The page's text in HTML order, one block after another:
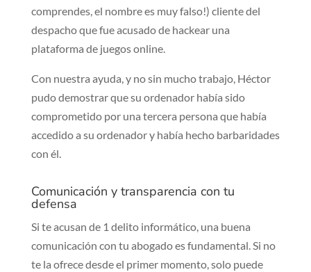
comprendes, el nombre es muy falso!) cliente del
despacho que fue acusado de hackear una
plataforma de juegos online.
Con nuestra ayuda, y no sin mucho trabajo, Héctor
pudo demostrar que su ordenador había sido
comprometido por una tercera persona que había
accedido a su ordenador y había hecho barbaridades
con él.
Comunicación y transparencia con tu
defensa
Si te acusan de 1 delito informático, una buena
comunicación con tu abogado es fundamental. Si no
te la ofrece desde el primer momento, solo puede